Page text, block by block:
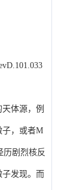
体源，例
子，或者M
历剧烈核反
发现。而